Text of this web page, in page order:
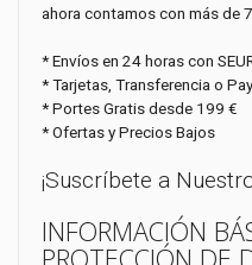
ahora contamos con más de
* Envíos en 24 horas con
* Tarjetas, Transferencia o
* Portes Gratis desde 199 €
* Ofertas y Precios Bajos
¡Suscríbete a
INFORMACIÓN
PROTECCIÓN DE